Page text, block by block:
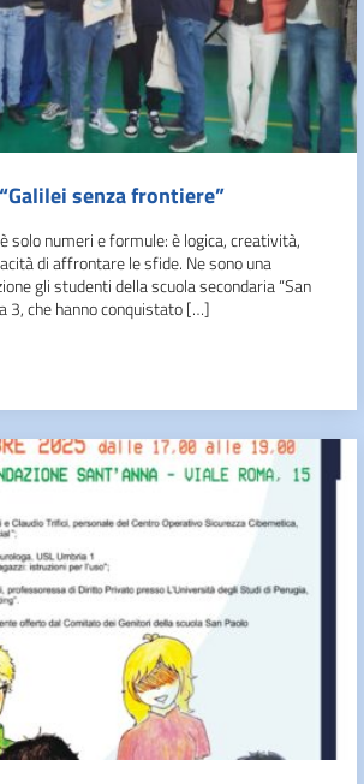
senza frontiere”
solo numeri e formule: è logica, creatività,
di affrontare le sfide. Ne sono una
gli studenti della scuola secondaria “San
3, che hanno conquistato […]